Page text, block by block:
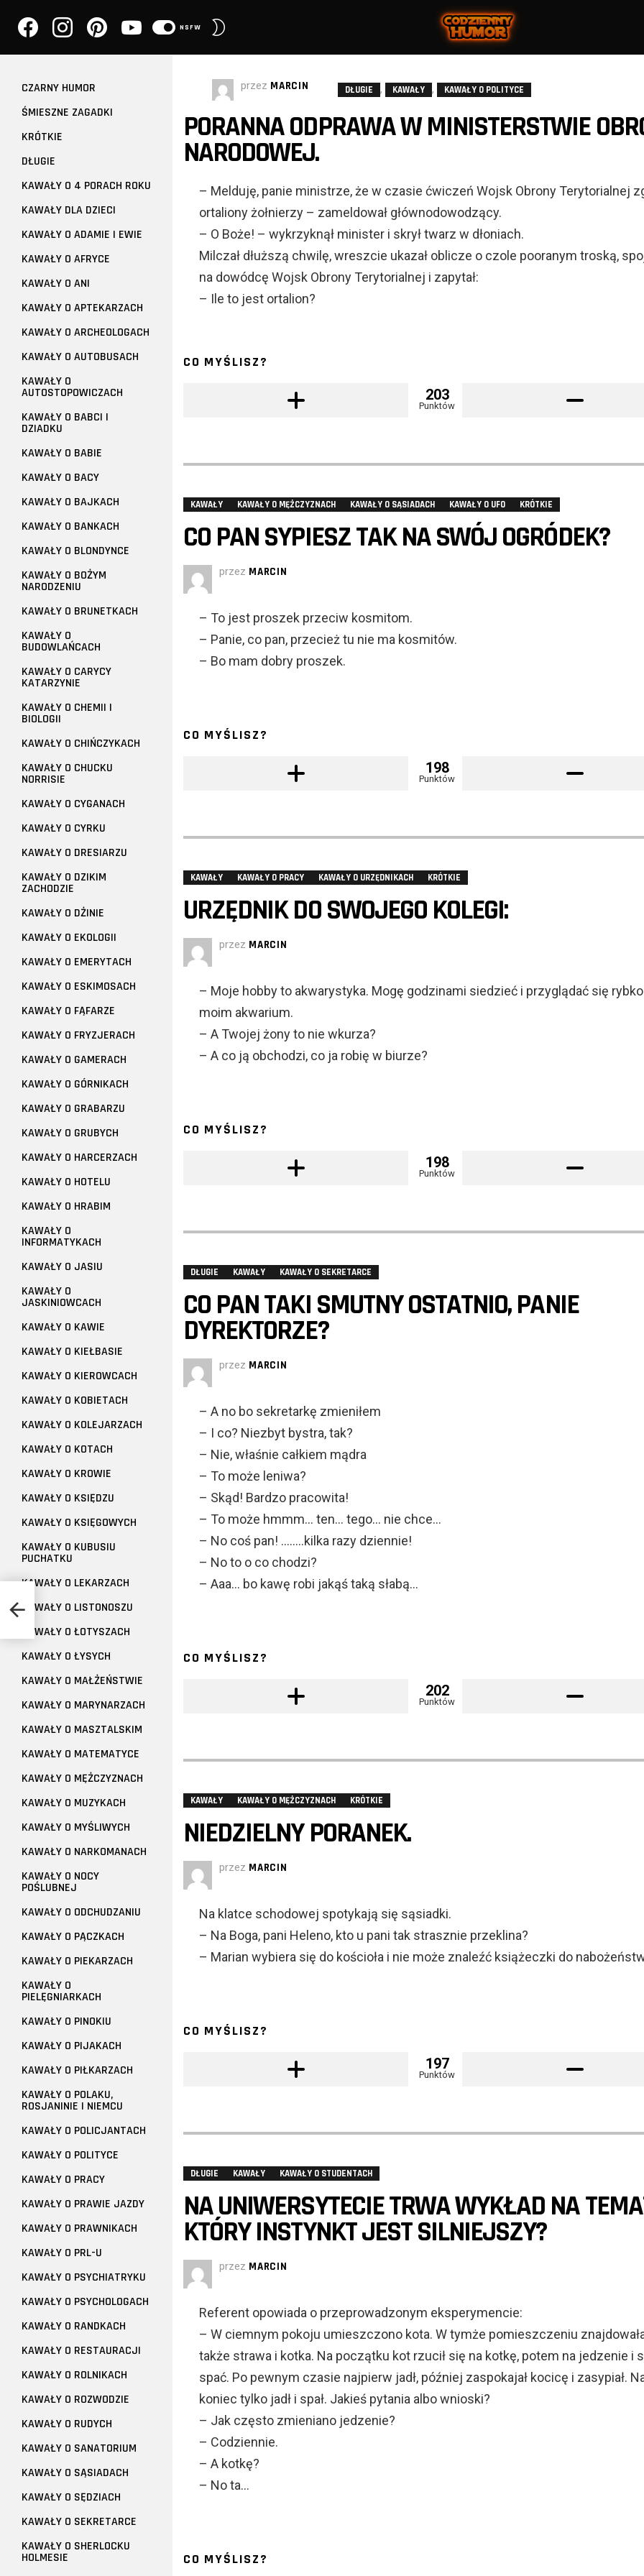
NSFW
przez MARCIN DŁUGIE , KAWAŁY , KAWAŁY O POLITYCE
PORANNA ODPRAWA W MINISTERSTWIE
NARODOWEJ.
– Melduję, panie ministrze, że w czasie ćwiczeń Wojsk Obrony Terytorialnej
ortaliony żołnierzy – zameldował głównodowodzący.
– O Boże! – wykrzyknął minister i skrył twarz w dłoniach.
Milczał dłuższą chwilę, wreszcie ukazał oblicze o czole pooranym troską,
na dowódcę Wojsk Obrony Terytorialnej i zapytał:
– Ile to jest ortalion?
CO MYŚLISZ?
203
Punktów
KAWAŁY KAWAŁY O MĘŻCZYZNACH KAWAŁY O SĄSIADACH KAWAŁY O UFO KRÓTKIE
CO PAN SYPIESZ TAK NA SWÓJ OGRÓDEK?
przez MARCIN
– To jest proszek przeciw kosmitom.
– Panie, co pan, przecież tu nie ma kosmitów.
– Bo mam dobry proszek.
CO MYŚLISZ?
198
Punktów
KAWAŁY KAWAŁY O PRACY KAWAŁY O URZĘDNIKACH KRÓTKIE
URZĘDNIK DO SWOJEGO KOLEGI:
przez MARCIN
– Moje hobby to akwarystyka. Mogę godzinami siedzieć i przyglądać się
moim akwarium.
– A Twojej żony to nie wkurza?
– A co ją obchodzi, co ja robię w biurze?
CO MYŚLISZ?
198
Punktów
DŁUGIE KAWAŁY KAWAŁY O SEKRETARCE
CO PAN TAKI SMUTNY OSTATNIO, PANIE
DYREKTORZE?
przez MARCIN
– A no bo sekretarkę zmieniłem
– I co? Niezbyt bystra, tak?
– Nie, właśnie całkiem mądra
– To może leniwa?
– Skąd! Bardzo pracowita!
– To może hmmm… ten… tego… nie chce…
– No coś pan! ……..kilka razy dziennie!
– No to o co chodzi?
– Aaa… bo kawę robi jakąś taką słabą…
CO MYŚLISZ?
202
Punktów
KAWAŁY KAWAŁY O MĘŻCZYZNACH KRÓTKIE
NIEDZIELNY PORANEK.
przez MARCIN
Na klatce schodowej spotykają się sąsiadki.
– Na Boga, pani Heleno, kto u pani tak strasznie przeklina?
– Marian wybiera się do kościoła i nie może znaleźć książeczki do
CO MYŚLISZ?
197
Punktów
DŁUGIE KAWAŁY KAWAŁY O STUDENTACH
NA UNIWERSYTECIE TRWA WYKŁAD NA
KTÓRY INSTYNKT JEST SILNIEJSZY?
przez MARCIN
Referent opowiada o przeprowadzonym eksperymencie:
– W ciemnym pokoju umieszczono kota. W tymże pomieszczeniu
także strawa i kotka. Na początku kot rzucił się na kotkę, potem na jedzenie i
spać. Po pewnym czasie najpierw jadł, później zaspokajał kocicę i zasypiał.
koniec tylko jadł i spał. Jakieś pytania albo wnioski?
– Jak często zmieniano jedzenie?
– Codziennie.
– A kotkę?
– No ta…
CO MYŚLISZ?
CZARNY HUMOR
ŚMIESZNE ZAGADKI
KRÓTKIE
DŁUGIE
KAWAŁY O 4 PORACH ROKU
KAWAŁY DLA DZIECI
KAWAŁY O ADAMIE I EWIE
KAWAŁY O AFRYCE
KAWAŁY O ANI
KAWAŁY O APTEKARZACH
KAWAŁY O ARCHEOLOGACH
KAWAŁY O AUTOBUSACH
KAWAŁY O
AUTOSTOPOWICZACH
KAWAŁY O BABCI I
DZIADKU
KAWAŁY O BABIE
KAWAŁY O BACY
KAWAŁY O BAJKACH
KAWAŁY O BANKACH
KAWAŁY O BLONDYNCE
KAWAŁY O BOŻYM
NARODZENIU
KAWAŁY O BRUNETKACH
KAWAŁY O
BUDOWLAŃCACH
KAWAŁY O CARYCY
KATARZYNIE
KAWAŁY O CHEMII I
BIOLOGII
KAWAŁY O CHIŃCZYKACH
KAWAŁY O CHUCKU
NORRISIE
KAWAŁY O CYGANACH
KAWAŁY O CYRKU
KAWAŁY O DRESIARZU
KAWAŁY O DZIKIM
ZACHODZIE
KAWAŁY O DŻINIE
KAWAŁY O EKOLOGII
KAWAŁY O EMERYTACH
KAWAŁY O ESKIMOSACH
KAWAŁY O FĄFARZE
KAWAŁY O FRYZJERACH
KAWAŁY O GAMERACH
KAWAŁY O GÓRNIKACH
KAWAŁY O GRABARZU
KAWAŁY O GRUBYCH
KAWAŁY O HARCERZACH
KAWAŁY O HOTELU
KAWAŁY O HRABIM
KAWAŁY O
INFORMATYKACH
KAWAŁY O JASIU
KAWAŁY O
JASKINIOWCACH
KAWAŁY O KAWIE
KAWAŁY O KIEŁBASIE
KAWAŁY O KIEROWCACH
KAWAŁY O KOBIETACH
KAWAŁY O KOLEJARZACH
KAWAŁY O KOTACH
KAWAŁY O KROWIE
KAWAŁY O KSIĘDZU
KAWAŁY O KSIĘGOWYCH
KAWAŁY O KUBUSIU
PUCHATKU
KAWAŁY O LEKARZACH
KAWAŁY O LISTONOSZU
KAWAŁY O ŁOTYSZACH
KAWAŁY O ŁYSYCH
KAWAŁY O MAŁŻEŃSTWIE
KAWAŁY O MARYNARZACH
KAWAŁY O MASZTALSKIM
KAWAŁY O MATEMATYCE
KAWAŁY O MĘŻCZYZNACH
KAWAŁY O MUZYKACH
KAWAŁY O MYŚLIWYCH
KAWAŁY O NARKOMANACH
KAWAŁY O NOCY
POŚLUBNEJ
KAWAŁY O ODCHUDZANIU
KAWAŁY O PĄCZKACH
KAWAŁY O PIEKARZACH
KAWAŁY O
PIELĘGNIARKACH
KAWAŁY O PINOKIU
KAWAŁY O PIJAKACH
KAWAŁY O PIŁKARZACH
KAWAŁY O POLAKU,
ROSJANINIE I NIEMCU
KAWAŁY O POLICJANTACH
KAWAŁY O POLITYCE
KAWAŁY O PRACY
KAWAŁY O PRAWIE JAZDY
KAWAŁY O PRAWNIKACH
KAWAŁY O PRL-U
KAWAŁY O PSYCHIATRYKU
KAWAŁY O PSYCHOLOGACH
KAWAŁY O RANDKACH
KAWAŁY O RESTAURACJI
KAWAŁY O ROLNIKACH
KAWAŁY O ROZWODZIE
KAWAŁY O RUDYCH
KAWAŁY O SANATORIUM
KAWAŁY O SĄSIADACH
KAWAŁY O SĘDZIACH
KAWAŁY O SEKRETARCE
KAWAŁY O SHERLOCKU
HOLMESIE